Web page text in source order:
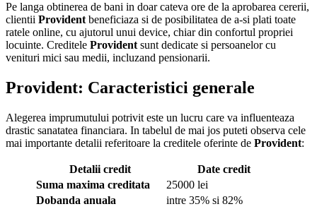
Pe langa obtinerea de bani in doar cateva ore de la aprobarea cererii,
clientii Provident beneficiaza si de posibilitatea de a-si plati toate
ratele online, cu ajutorul unui device, chiar din confortul propriei
locuinte. Creditele Provident sunt dedicate si persoanelor cu
venituri mici sau medii, incluzand pensionarii.
Provident: Caracteristici generale
Alegerea imprumutului potrivit este un lucru care va influenteaza
drastic sanatatea financiara. In tabelul de mai jos puteti observa cele
mai importante detalii referitoare la creditele oferinte de Provident:
Detalii credit
Date credit
Suma maxima creditata
25000 lei
Dobanda anuala
intre 35% si 82%